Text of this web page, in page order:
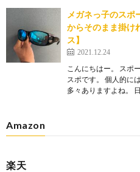
メガネっ子のスポ
からそのまま掛け
ス】
2021.12.24
こんにちはー。 スポ
スポです。 個人的に
多々ありますよね。
Amazon
楽天